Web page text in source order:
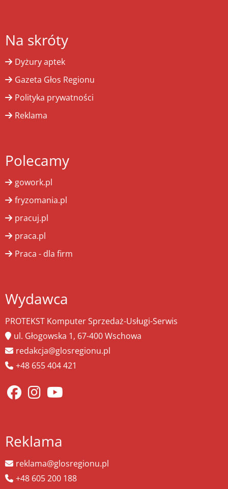
Na skróty
Dyżury aptek
Gazeta Głos Regionu
Polityka prywatności
Reklama
Polecamy
gowork.pl
fryzomania.pl
pracuj.pl
praca.pl
Praca - dla firm
Wydawca
PROTEKST Komputer Sprzedaż-Usługi-Serwis
ul. Głogowska 1, 67-400 Wschowa
redakcja@glosregionu.pl
+48 655 404 421
Reklama
reklama@glosregionu.pl
+48 605 200 188